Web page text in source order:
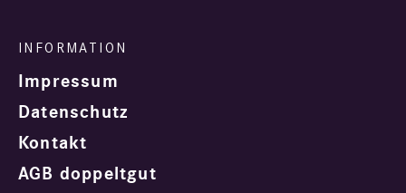
Impressum
Datenschutz
Kontakt
AGB doppeltgut